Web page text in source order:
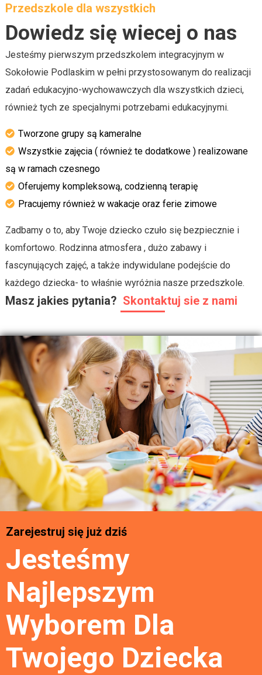
Przedszkole dla wszystkich
Dowiedz się wiecej o nas
Jesteśmy pierwszym przedszkolem integracyjnym w
Sokołowie Podlaskim w pełni przystosowanym do realizacji
zadań edukacyjno-wychowawczych dla wszystkich dzieci,
również tych ze specjalnymi potrzebami edukacyjnymi.
Tworzone grupy są kameralne
Wszystkie zajęcia ( również te dodatkowe ) realizowane
są w ramach czesnego
Oferujemy kompleksową, codzienną terapię
Pracujemy również w wakacje oraz ferie zimowe
Zadbamy o to, aby Twoje dziecko czuło się bezpiecznie i
komfortowo. Rodzinna atmosfera , dużo zabawy i
fascynujących zajęć, a także indywidulane podejście do
każdego dziecka- to właśnie wyróżnia nasze przedszkole.
Masz jakies pytania? Skontaktuj sie z nami
Zarejestruj się już dziś
Jesteśmy
Najlepszym
Wyborem Dla
Twojego Dziecka